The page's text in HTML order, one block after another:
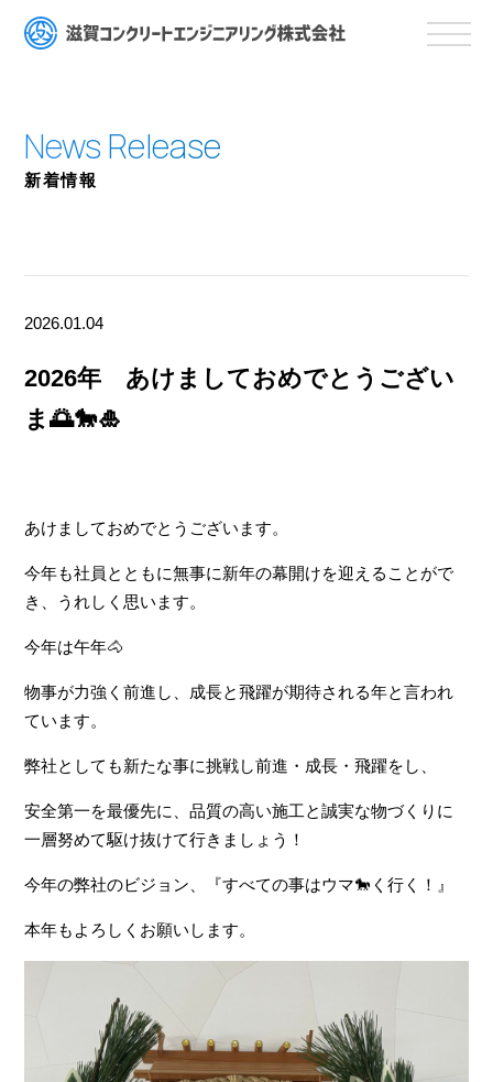
新着情報
2026.01.04
2026年 あけましておめでとうござい
ま🌅🐎🎍
あけましておめでとうございます。
今年も社員とともに無事に新年の幕開けを迎えることがで
き、うれしく思います。
今年は午年🐴
物事が力強く前進し、成長と飛躍が期待される年と言われ
ています。
弊社としても新たな事に挑戦し前進・成長・飛躍をし、
安全第一を最優先に、品質の高い施工と誠実な物づくりに
一層努めて駆け抜けて行きましょう！
今年の弊社のビジョン、『すべての事はウマ🐎く行く！』
本年もよろしくお願いします。